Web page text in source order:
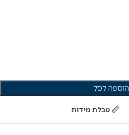
הוספה לסל
טבלת מידות